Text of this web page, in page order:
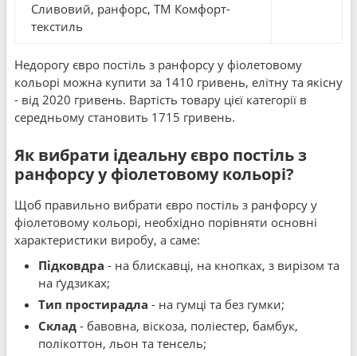
Сливовий, ранфорс, ТМ Комфорт-
текстиль
Недорогу євро постіль з ранфорсу у фіолетовому
кольорі можна купити за 1410 гривень, елітну та якісну
- від 2020 гривень. Вартість товару цієї категорії в
середньому становить 1715 гривень.
Як вибрати ідеальну євро постіль з
ранфорсу у фіолетовому кольорі?
Щоб правильно вибрати євро постіль з ранфорсу у
фіолетовому кольорі, необхідно порівняти основні
характеристики виробу, а саме:
Підковдра - на блискавці, на кнопках, з вирізом та
на ґудзиках;
Тип простирадла - на гумці та без гумки;
Склад - бавовна, віскоза, поліестер, бамбук,
полікоттон, льон та тенсель;